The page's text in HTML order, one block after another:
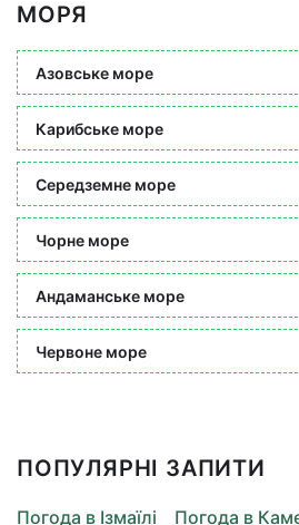
МОРЯ
Азовське море
Карибське море
Середземне море
Чорне море
Андаманське море
Червоне море
ПОПУЛЯРНІ ЗАПИТИ
Погода в Ізмаїлі
Погода в